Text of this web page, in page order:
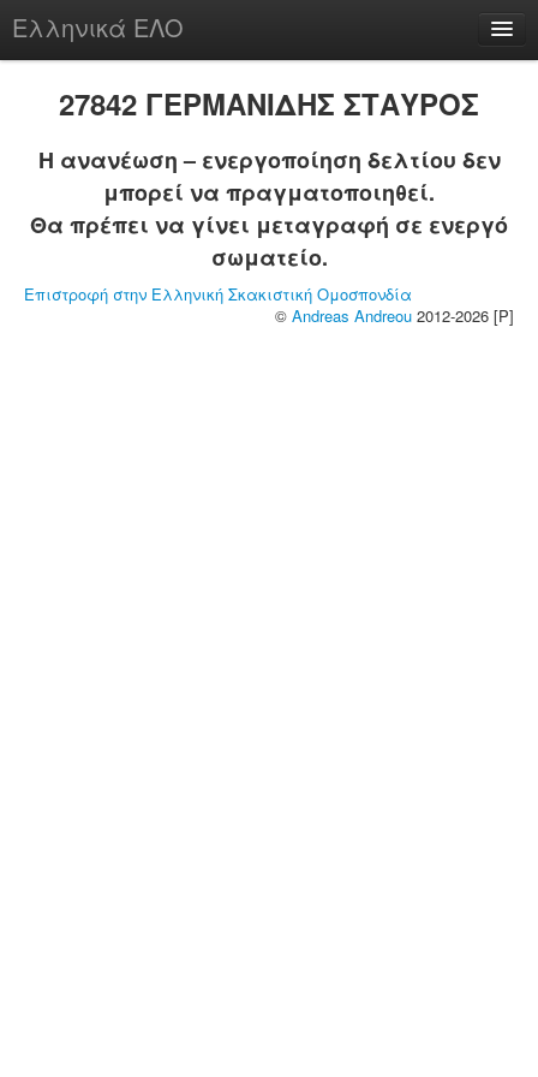
Ελληνικά ΕΛΟ
chesstu.be @ discord
Login
27842 ΓΕΡΜΑΝΙΔΗΣ ΣΤΑΥΡΟΣ
Η ανανέωση – ενεργοποίηση δελτίου δεν
μπορεί να πραγματοποιηθεί.
Θα πρέπει να γίνει μεταγραφή σε ενεργό
σωματείο.
Επιστροφή στην Ελληνική Σκακιστική Ομοσπονδία
© Andreas Andreou 2012-2026 [P]